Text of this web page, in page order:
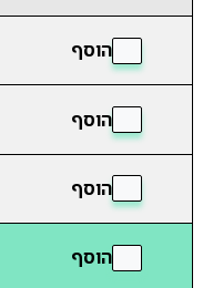
הוסף
הוסף
הוסף
הוסף